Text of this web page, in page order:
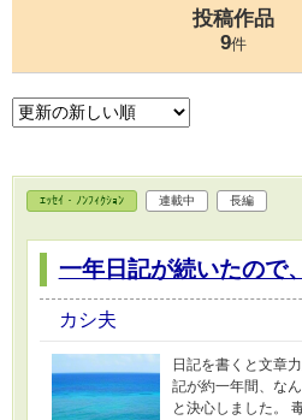
投稿作品
9件
ｴｯｾｲ・ﾉﾝﾌｨｸｼｮﾝ 連載中 長編
一年日記が続いたので
カシ夫
日記を書くと文章
記が約一年間、な
と決心しました。